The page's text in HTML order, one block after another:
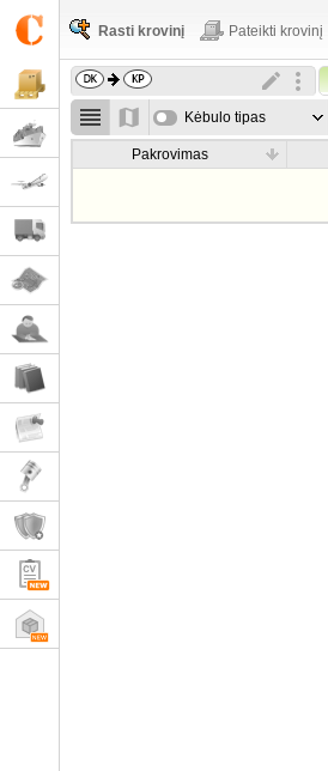
Rasti krovinį Pateikti krovinį
Kėbulo tipas
Pakrovimas